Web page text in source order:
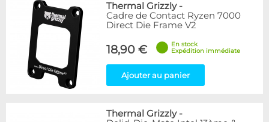
Thermal Grizzly-
Cadre de Contact Ryzen 7000
Direct Die Frame V2
18,90 €
En stock
Expédition immédiate
Ajouter au panier
Thermal Grizzly-